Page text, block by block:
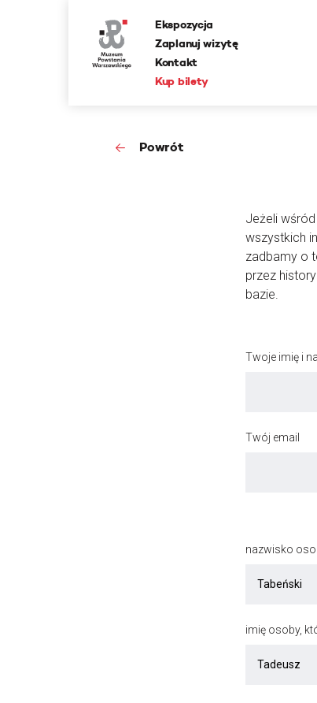
Ekspozycja
Zaplanuj wizytę
Kontakt
Kup bilety
Powrót
Jeżeli
wszystkich
zadbamy o
przez
bazie.
Twoje imię i
Twój email
nazwisko
imię osoby,